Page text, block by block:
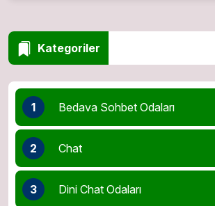
Kategoriler
1 Bedava Sohbet Odaları
2 Chat
3 Dini Chat Odaları